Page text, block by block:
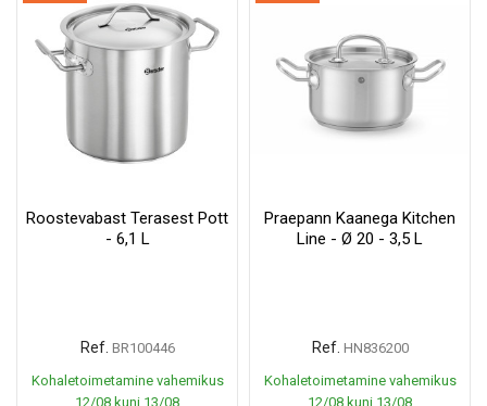
Roostevabast Terasest Pott
- 6,1 L
Ref. BR100446
Kohaletoimetamine vahemikus
12/08 kuni 13/08
Praepann Kaanega Kitchen
Line - Ø 20 - 3,5 L
Ref. HN836200
Kohaletoimetamine vahemikus
12/08 kuni 13/08